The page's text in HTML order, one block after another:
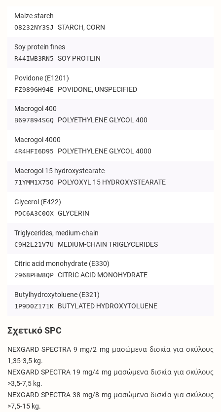
Maize starch
O8232NY3SJSTARCH, CORN
Soy protein fines
R44IWB3RN5SOY PROTEIN
Povidone (E1201)
FZ989GH94E POVIDONE, UNSPECIFIED
Macrogol 400
B697894SGQ POLYETHYLENE GLYCOL 400
Macrogol 4000
4R4HFI6D95 POLYETHYLENE GLYCOL 4000
Macrogol 15 hydroxystearate
71YMM1X75O POLYOXYL 15 HYDROXYSTEARATE
Glycerol (E422)
PDC6A3C0OXGLYCERIN
Triglycerides, medium-chain
C9H2L21V7U MEDIUM-CHAIN TRIGLYCERIDES
Citric acid monohydrate (E330)
2968PHW8QPCITRIC ACID MONOHYDRATE
Butylhydroxytoluene (E321)
1P9D0Z171K BUTYLATED HYDROXYTOLUENE
Σχετικό SPC
NEXGARD SPECTRA 9 mg/2 mg μασώμενα δισκία για σκύλους
1,35-3,5 kg.
NEXGARD SPECTRA 19 mg/4 mg μασώμενα δισκία για σκύλους
>3,5-7,5 kg.
NEXGARD SPECTRA 38 mg/8 mg μασώμενα δισκία για σκύλους
>7,5-15 kg.